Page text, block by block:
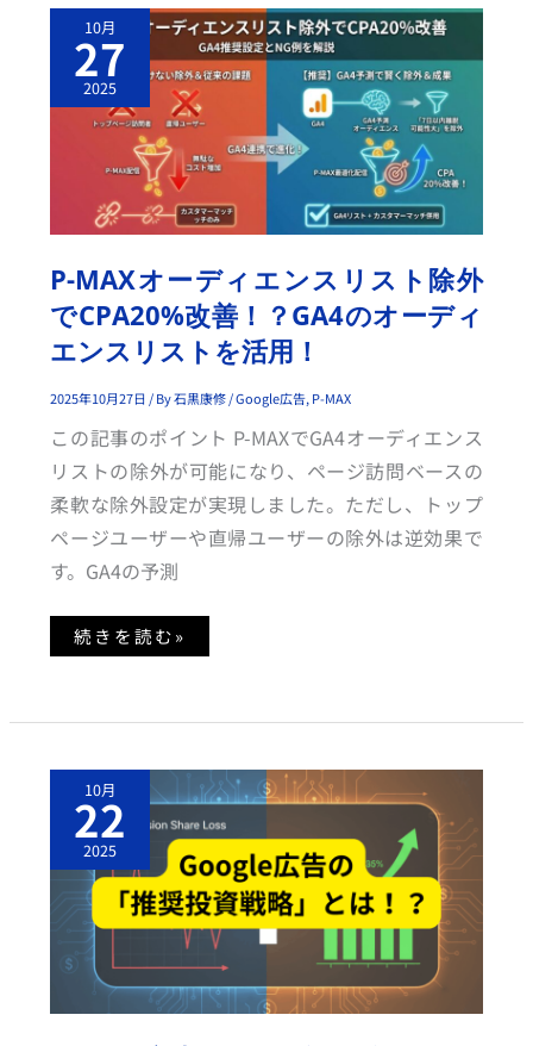
10月
27
2025
P-MAXオーディエンスリスト除外
でCPA20%改善！？GA4のオーディ
エンスリストを活用！
2025年10月27日 / By石黒康修/Google広告, P-MAX
この記事のポイント P-MAXでGA4オーディエンス
リストの除外が可能になり、ページ訪問ベースの
柔軟な除外設定が実現しました。ただし、トップ
ページユーザーや直帰ユーザーの除外は逆効果で
す。GA4の予測
P
M
A
X
オ
ー
デ
ス
除
外
で
C
P
A
2
改
G
A
4
の
オ
ー
デ
ィ
エ
ン
リ
ス
ト
を
続きを読む»
10月
22
2025
G
O
O
G
L
E
広
告
の
「推
奨
投
資
略」